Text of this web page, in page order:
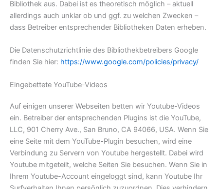
Bibliothek aus. Dabei ist es theoretisch möglich – aktuell
allerdings auch unklar ob und ggf. zu welchen Zwecken –
dass Betreiber entsprechender Bibliotheken Daten erheben.
Die Datenschutzrichtlinie des Bibliothekbetreibers Google
finden Sie hier: https://www.google.com/policies/privacy/
Eingebettete YouTube-Videos
Auf einigen unserer Webseiten betten wir Youtube-Videos
ein. Betreiber der entsprechenden Plugins ist die YouTube,
LLC, 901 Cherry Ave., San Bruno, CA 94066, USA. Wenn Sie
eine Seite mit dem YouTube-Plugin besuchen, wird eine
Verbindung zu Servern von Youtube hergestellt. Dabei wird
Youtube mitgeteilt, welche Seiten Sie besuchen. Wenn Sie in
Ihrem Youtube-Account eingeloggt sind, kann Youtube Ihr